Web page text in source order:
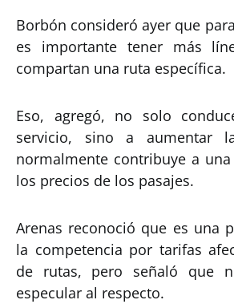
Borbón consideró ayer que
es importante tener más
compartan una ruta específica.
Eso, agregó, no solo
servicio, sino a aumentar
normalmente contribuye a
los precios de los pasajes.
Arenas reconoció que es una
la competencia por tarifas
de rutas, pero señaló que
especular al respecto.